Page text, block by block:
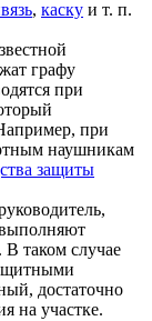
, каску и т. п.
графу
при
при
наушникам
защиты
таком случае
достаточно
на участке.